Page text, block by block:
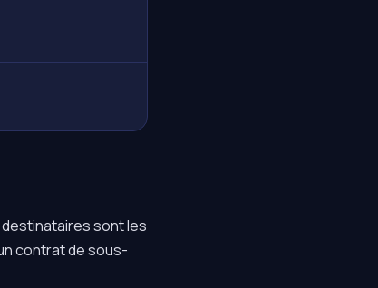
sont les
contrat de sous-